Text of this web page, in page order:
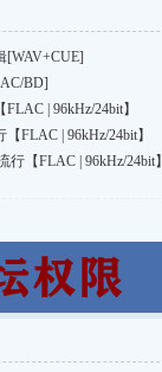
[WAV+CUE]
BD]
| 96kHz/24bit】
FLAC | 96kHz/24bit】
【FLAC | 96kHz/24bit】